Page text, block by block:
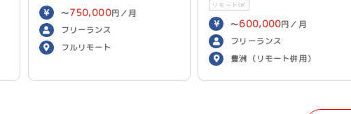
〜750,000円／月
フリーランス
フルリモート
リモートOK
〜600,000円／月
フリーランス
豊洲（リモート併用）